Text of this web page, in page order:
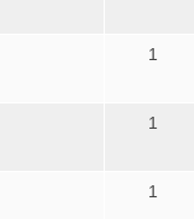
1
1
1